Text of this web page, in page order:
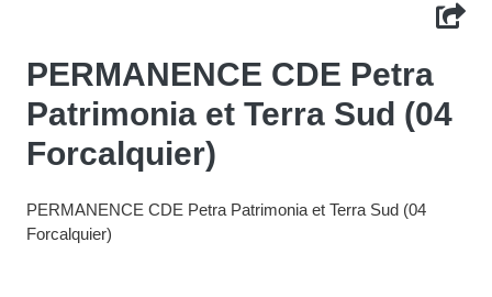
PERMANENCE CDE Petra
Patrimonia et Terra Sud (04
Forcalquier)
PERMANENCE CDE Petra Patrimonia et Terra Sud (04
Forcalquier)